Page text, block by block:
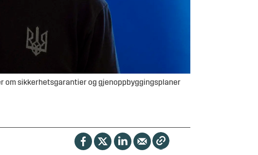
om sikkerhetsgarantier og gjenoppbyggingsplaner